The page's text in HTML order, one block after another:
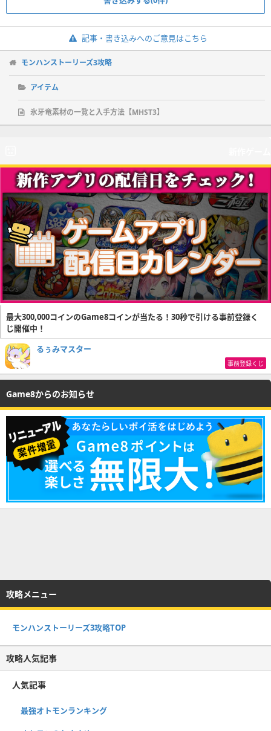
記事・書き込みへのご意見はこちら
モンハンストーリーズ3攻略
アイテム
氷牙竜素材の一覧と入手方法【MHST3】
最大300,000コインのGame8コインが当たる！30秒で引ける事前登録く
じ開催中！
るぅみマスター
事前登録くじ
Game8からのお知らせ
攻略メニュー
モンハンストーリーズ3攻略TOP
攻略人気記事
人気記事
最強オトモンランキング